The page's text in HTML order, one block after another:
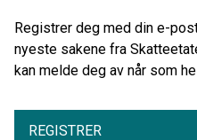
Registrer deg med din e-
nyeste sakene fra
kan melde deg av når som
REGISTRER